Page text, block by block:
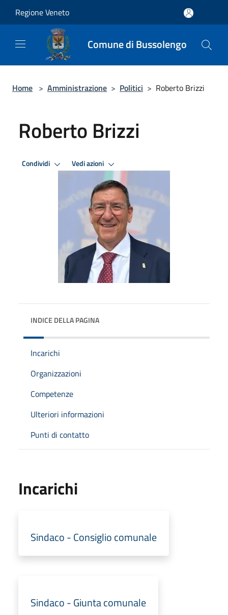
Regione Veneto
Comune di Bussolengo
Home > Amministrazione > Politici > Roberto Brizzi
Roberto Brizzi
Condividi Vedi azioni
INDICE DELLA PAGINA
Incarichi
Organizzazioni
Competenze
Ulteriori informazioni
Punti di contatto
Incarichi
Sindaco - Consiglio comunale
Sindaco - Giunta comunale